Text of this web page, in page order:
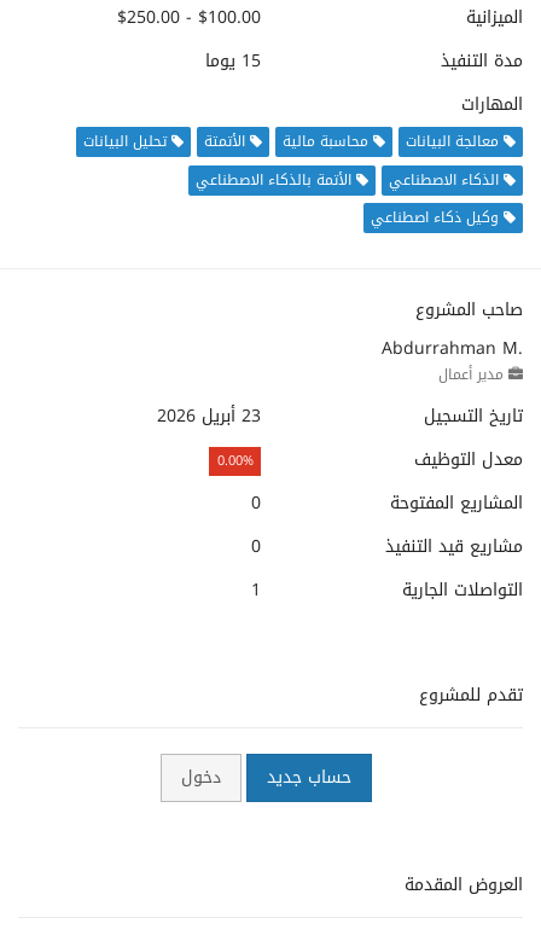
الميزانية
$100.00 - $250.00
مدة التنفيذ
15 يوما
المهارات
معالجة البيانات محاسبة مالية الأتمتة
تحليل البيانات
الذكاء الاصطناعي
الأتمة بالذكاء الاصطناعي
وكيل ذكاء اصطناعي
صاحب المشروع
Abdurrahman M.
مدير أعمال
تاريخ التسجيل
23 أبريل 2026
معدل التوظيف
0.00%
المشاريع المفتوحة
0
مشاريع قيد التنفيذ
0
التواصلات الجارية
1
تقدم للمشروع
حساب جديد دخول
العروض المقدمة